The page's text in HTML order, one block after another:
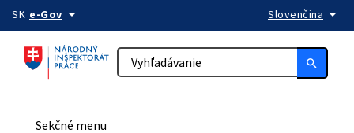
Preskočiť na obsah
SK e-Govarrow_drop_down Slovenčina arrow_drop_down
search
Sekčné menu